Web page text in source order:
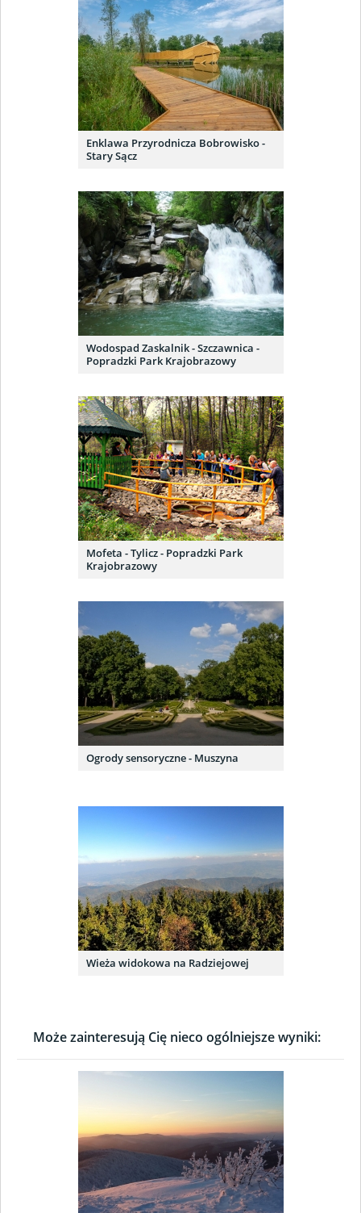
Enklawa Przyrodnicza Bobrowisko -
Stary Sącz
Wodospad Zaskalnik - Szczawnica -
Popradzki Park Krajobrazowy
Mofeta - Tylicz - Popradzki Park
Krajobrazowy
Ogrody sensoryczne - Muszyna
Wieża widokowa na Radziejowej
Może zainteresują Cię nieco ogólniejsze wyniki: